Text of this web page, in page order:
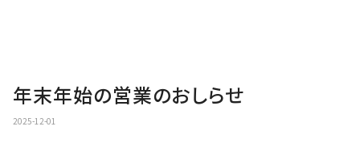
年末年始の営業のおしらせ
2025-12-01